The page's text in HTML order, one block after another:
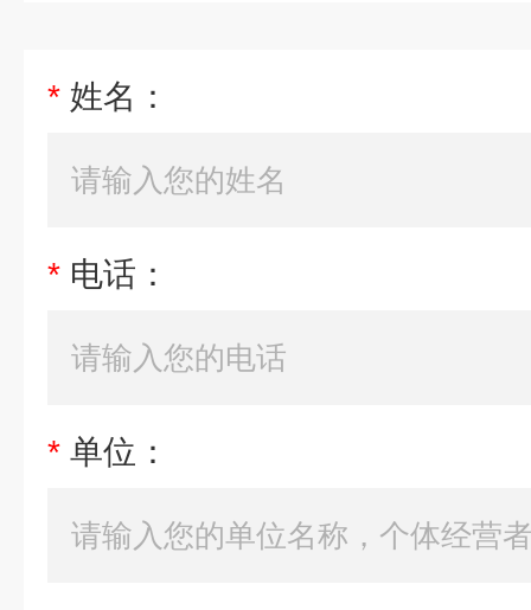
* 姓名：
* 电话：
* 单位：